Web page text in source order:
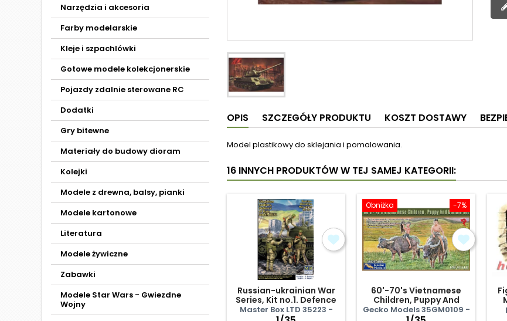
Narzędzia i akcesoria
Farby modelarskie
Kleje i szpachlówki
Gotowe modele kolekcjonerskie
Pojazdy zdalnie sterowane RC
Dodatki
Gry bitewne
Materiały do budowy dioram
Kolejki
Modele z drewna, balsy, pianki
Modele kartonowe
Literatura
Modele żywiczne
Zabawki
Modele Star Wars - Gwiezdne
Wojny
OPIS SZCZEGÓŁY PRODUKTU KOSZT DOSTAWY
Model plastikowy do sklejania i pomalowania.
16 INNYCH PRODUKTÓW W TEJ SAMEJ KATEGORII:
Russian-ukrainian War
Series, Kit no.1. Defence
Of Kyiv, March 2022.
Trophy
Master Box LTD 35223 -
-7%
Obniżka
60'-70's Vietnamese
Children, Puppy And
Buffalo Set
Gecko Models 35GM0109 -